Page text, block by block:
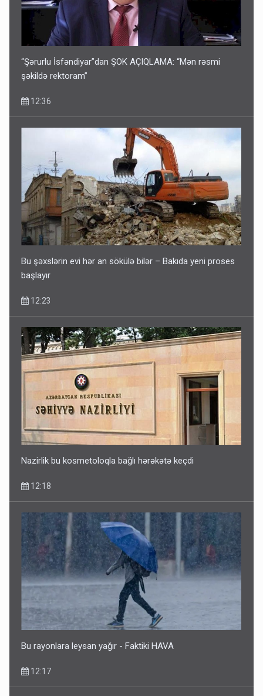
“Şərurlu İsfəndiyar”dan ŞOK AÇIQLAMA: “Mən rəsmi
şəkildə rektoram”
12:36
Bu şəxslərin evi hər an sökülə bilər – Bakıda yeni proses
başlayır
12:23
Nazirlik bu kosmetoloqla bağlı hərəkətə keçdi
12:18
Bu rayonlara leysan yağır - Faktiki HAVA
12:17